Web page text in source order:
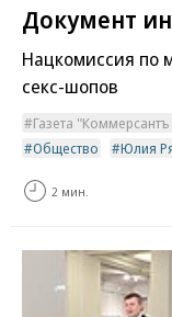
Документ
Нацкомиссия по
секс-шопов
Газета
Общество
Юлия
2 мин.